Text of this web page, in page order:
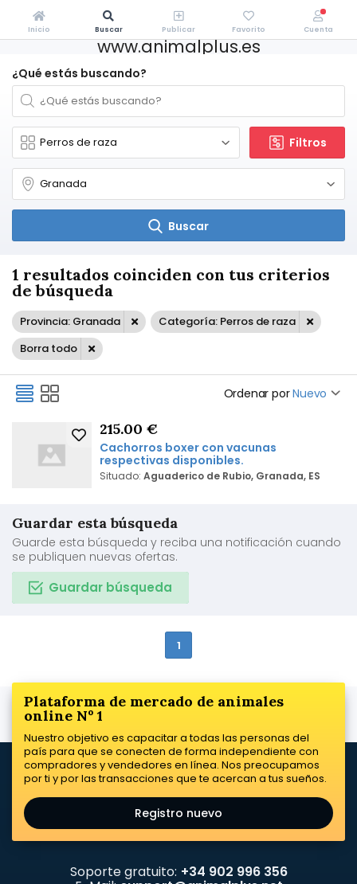
www.animalplus.es
¿Qué estás buscando?
Filtros
Buscar
1 resultados coinciden con tus criterios
de búsqueda
Provincia: Granada
Categoría: Perros de raza
Borra todo
Ordenar porNuevo
215.00 €
Cachorros boxer con vacunas
respectivas disponibles.
Situado: Aguaderico de Rubio, Granada, ES
Guardar esta búsqueda
Guarde esta búsqueda y reciba una notificación cuando
se publiquen nuevas ofertas.
Guardar búsqueda
1
Plataforma de mercado de animales
online Nº 1
Nuestro objetivo es capacitar a todas las personas del
país para que se conecten de forma independiente con
compradores y vendedores en línea. Nos preocupamos
por ti y por las transacciones que te acercan a tus sueños.
Registro nuevo
Soporte gratuito: +34 902 996 356
Inicio Buscar Publicar Favorito Cuenta